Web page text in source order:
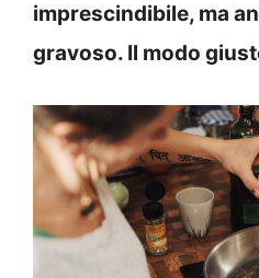
imprescindibile, ma
gravoso. Il modo